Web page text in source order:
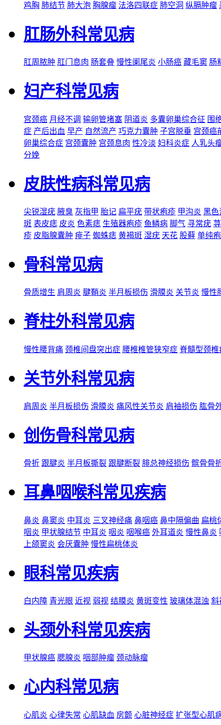
鸡胸 肺结节 肺大泡 胸腺瘤 法洛四联症 肺空洞 纵膈肿瘤
肛肠外科常见病
肛周脓肿 肛门息肉 肠套叠 慢性阑尾炎 小肠癌 藏毛窦 肠
妇产科常见病
宫颈癌 月经不调 输卵管堵塞 阴道炎 多囊卵巢综合征 围
症 产后出血 早产 自然流产 巧克力囊肿 子宫脱垂 宫颈癌
卵巢综合症 宫颈囊肿 宫颈息肉 性冷淡 妇科炎症 人乳头
分娩
皮肤性病科常见病
尖锐湿疣 腋臭 灰指甲 胎记 扁平疣 带状疱疹 甲沟炎 黑色
斑 表皮痣 皮炎 色素痣 生殖器疱疹 鱼鳞病 脚气 寻常疣
疹 皮脂腺囊肿 痱子 蜘蛛痣 黄褐斑 湿疣 天花 股藓 单纯
骨科常见病
骨质增生 肩周炎 腱鞘炎 半月板损伤 滑膜炎 关节炎 慢性
脊柱外科常见病
慢性腰背痛 颈椎间盘突出症 腰椎椎管狭窄症 脊髓型颈椎
关节外科常见病
肩周炎 半月板损伤 滑膜炎 痛风性关节炎 肩袖损伤 肱骨
创伤骨科常见病
骨折 跟腱炎 半月板撕裂 跟腱断裂 腓总神经损伤 髌骨骨
耳鼻咽喉科常见疾病
鼻炎 鼻窦炎 中耳炎 三叉神经痛 鼻咽癌 鼻中隔偏曲 扁桃
咽炎 甲状腺结节 中耳炎 咽炎 咽喉癌 外耳道炎 慢性鼻炎
上颌窦炎 会厌囊肿 慢性扁桃体炎
眼科常见疾病
白内障 青光眼 近视 弱视 结膜炎 黄斑变性 玻璃体混浊 斜
头颈外科常见疾病
甲状腺癌 腮腺炎 咽部肿瘤 颈动脉瘤
心内科常见病
心肌炎 心律失常 心肌缺血 房颤 心脏神经症 扩张型心肌